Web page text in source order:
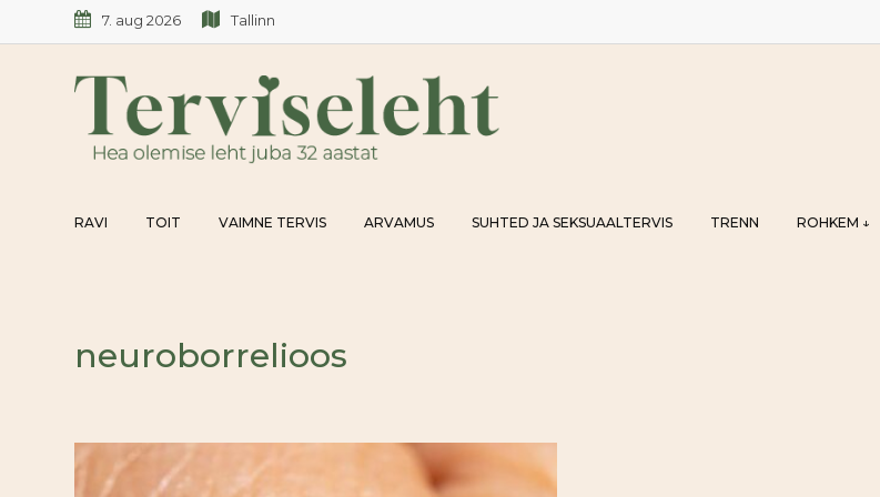
to
7. aug 2026 Tallinn
RAVI TOIT VAIMNE TERVIS ARVAMUS SUHTED JA SEKSUAALTERVIS TRENN ROHKEM ↓
neuroborrelioos